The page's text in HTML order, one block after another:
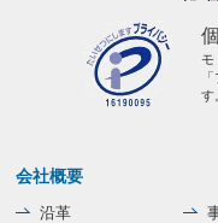
モ
す
会社概要
沿革